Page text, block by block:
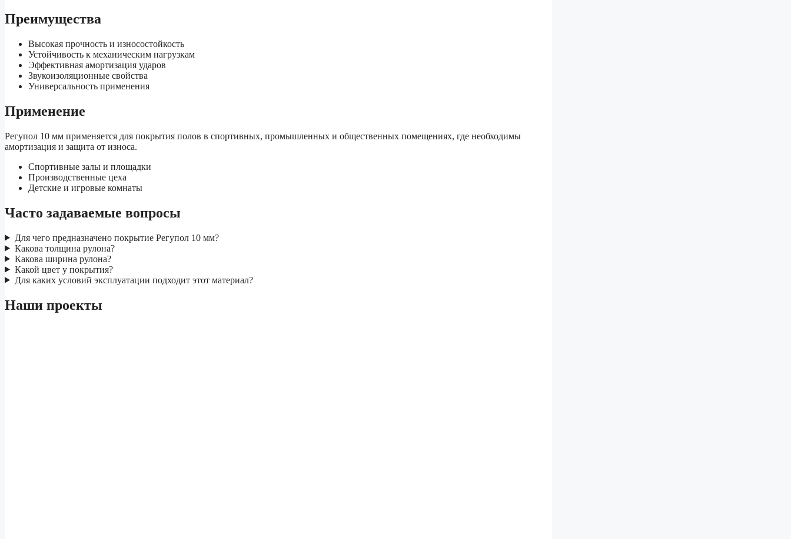
Преимущества
Высокая прочность и износостойкость
Устойчивость к механическим нагрузкам
Эффективная амортизация ударов
Звукоизоляционные свойства
Универсальность применения
Применение
Регупол 10 мм применяется для покрытия полов в спортивных, промышленных и общественных помещениях, где необходимы
амортизация и защита от износа.
Спортивные залы и площадки
Производственные цеха
Детские и игровые комнаты
Часто задаваемые вопросы
Для чего предназначено покрытие Регупол 10 мм?
Какова толщина рулона?
Какова ширина рулона?
Какой цвет у покрытия?
Для каких условий эксплуатации подходит этот материал?
Наши проекты